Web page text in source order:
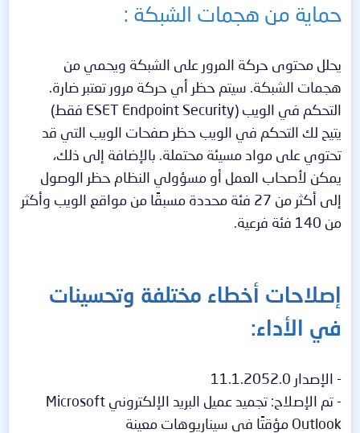
حماية من هجمات الشبكة :
يحلل محتوى حركة المرور على الشبكة ويحمي من
هجمات الشبكة. سيتم حظر أي حركة مرور تعتبر ضارة.
التحكم في الويب (ESET Endpoint Security فقط)
يتيح لك التحكم في الويب حظر صفحات الويب التي قد
تحتوي على مواد مسيئة محتملة. بالإضافة إلى ذلك،
يمكن لأصحاب العمل أو مسؤولي النظام حظر الوصول
إلى أكثر من 27 فئة محددة مسبقًا من مواقع الويب وأكثر
من 140 فئة فرعية.
إصلاحات أخطاء مختلفة وتحسينات
في الأداء:
- الإصدار 11.1.2052.0
- تم الإصلاح: تجميد عميل البريد الإلكتروني Microsoft
Outlook مؤقتًا في سيناريوهات معينة